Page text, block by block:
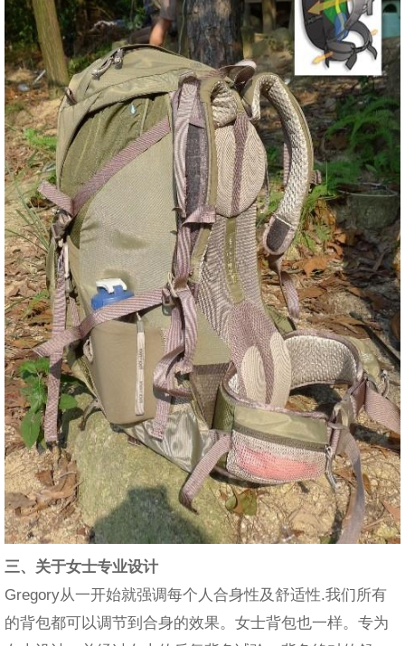
三、关于女士专业设计
Gregory从一开始就强调每个人合身性及舒适性.我们所有
的背包都可以调节到合身的效果。女士背包也一样。专为